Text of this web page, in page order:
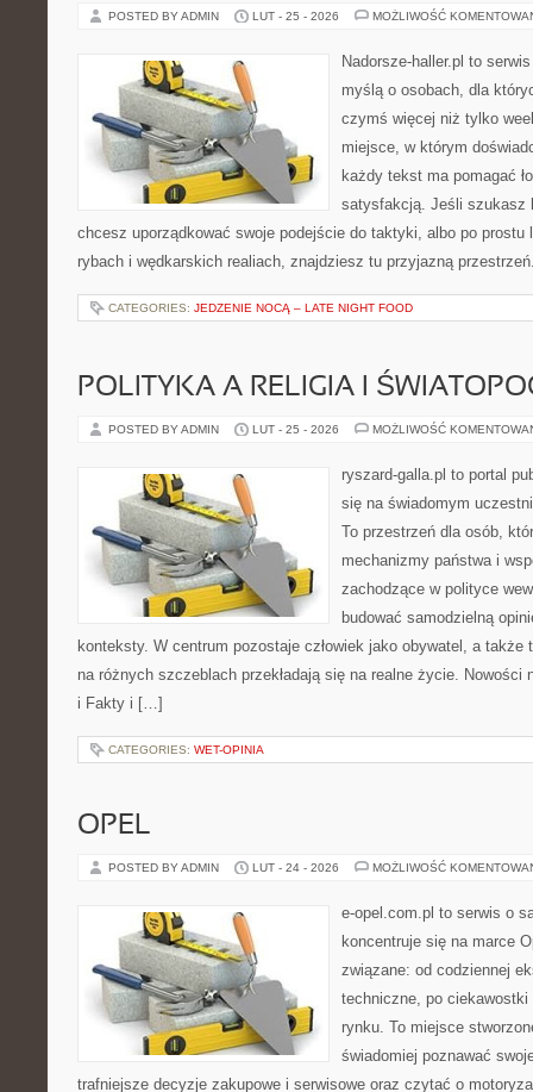
POSTED BY ADMIN LUT - 25 - 2026 MOŻLIWOŚĆ
Nadorsze-haller.pl to
myślą o osobach, dla
czymś więcej niż tylko
miejsce, w którym
każdy tekst ma pomagać
satysfakcją. Jeśli szukasz
chcesz uporządkować swoje podejście do taktyki, albo po
rybach i wędkarskich realiach, znajdziesz tu przyjazną
CATEGORIES: JEDZENIE NOCĄ – LATE NIGHT FOOD
POLITYKA A RELIGIA I
POSTED BY ADMIN LUT - 25 - 2026 MOŻLIWOŚĆ
ryszard-galla.pl to portal
się na świadomym
To przestrzeń dla osób,
mechanizmy państwa i
zachodzące w polityce
budować samodzielną
konteksty. W centrum pozostaje człowiek jako obywatel, a także
na różnych szczeblach przekładają się na realne życie. Nowości
i Fakty i […]
CATEGORIES: WET-OPINIA
OPEL
POSTED BY ADMIN LUT - 24 - 2026 MOŻLIWOŚĆ
e-opel.com.pl to serwis o
koncentruje się na marce
związane: od codziennej
techniczne, po
rynku. To miejsce
świadomiej poznawać
trafniejsze decyzje zakupowe i serwisowe oraz czytać o